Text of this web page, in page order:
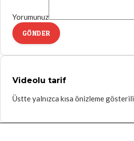
Yorumunuz
GÖNDER
Videolu tarif
Üstte yalnızca kısa önizleme